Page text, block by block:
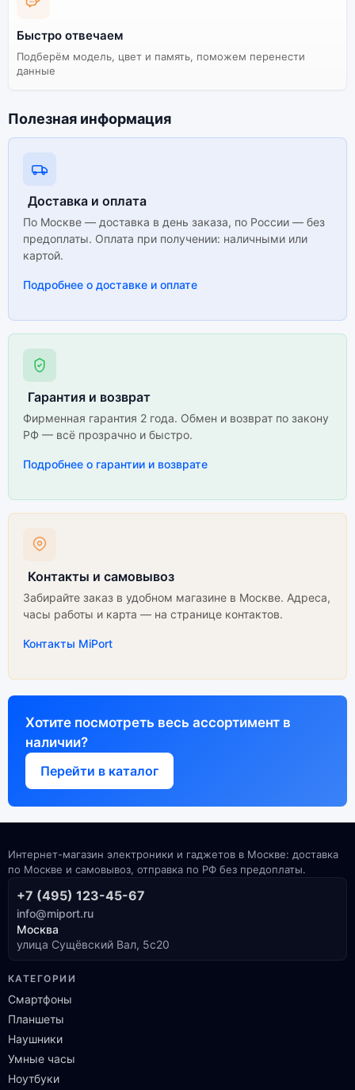
Быстро отвечаем
Подберём модель, цвет и память, поможем перенести
данные
Полезная информация
Доставка и оплата
По Москве — доставка в день заказа, по России — без
предоплаты. Оплата при получении: наличными или
картой.
Подробнее о доставке и оплате
Гарантия и возврат
Фирменная гарантия 2 года. Обмен и возврат по закону
РФ — всё прозрачно и быстро.
Подробнее о гарантии и возврате
Контакты и самовывоз
Забирайте заказ в удобном магазине в Москве. Адреса,
часы работы и карта — на странице контактов.
Контакты MiPort
Хотите посмотреть весь ассортимент в
наличии?
Перейти в каталог
Интернет-магазин электроники и гаджетов в Москве: доставка
по Москве и самовывоз, отправка по РФ без предоплаты.
+7 (495) 123-45-67
info@miport.ru
Москва
улица Сущёвский Вал, 5с20
КАТЕГОРИИ
Смартфоны
Планшеты
Наушники
Умные часы
Ноутбуки